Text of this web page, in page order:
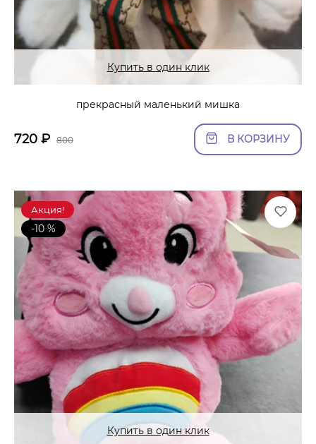
Купить в один клик
прекрасный маленький мишка
720 ₽ 800 В КОРЗИНУ
Акция!
-10 %
Купить в один клик